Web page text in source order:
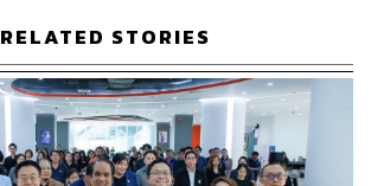
อดีตนักเขียนอาหาร ท่องเที่ยว และความ
สัมพันธ์ ปัจจุบันเป็นนักเขียนอิสระที่กำลังตาม
หาความฝันและเส้นทางใหม่ในประเทศญี่ปุ่น
RELATED STORIES